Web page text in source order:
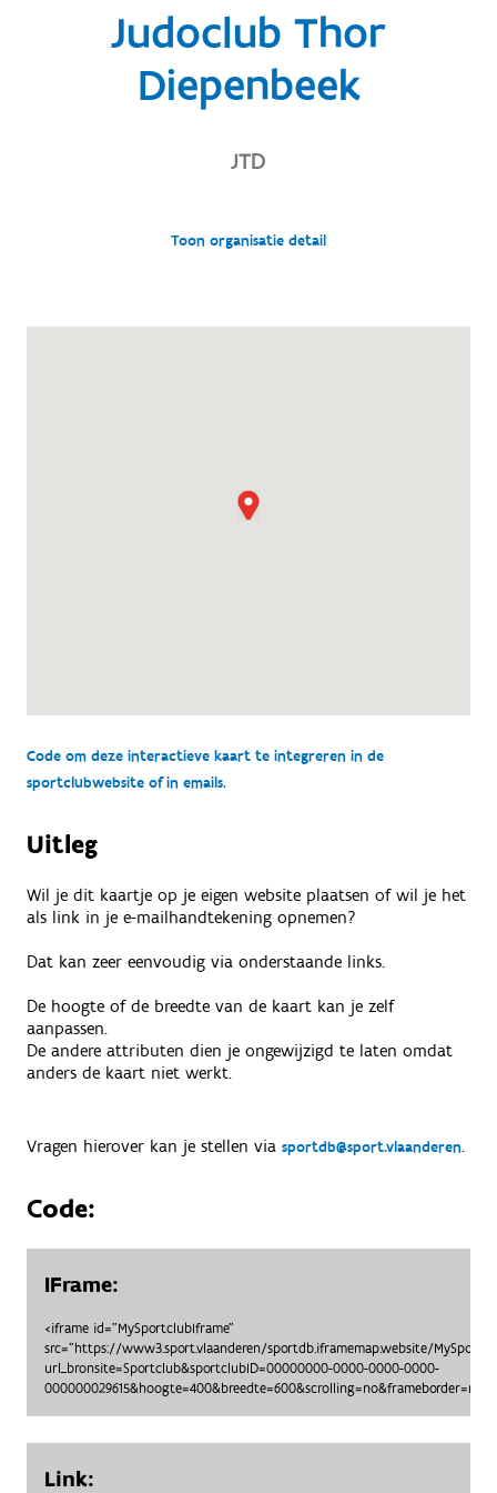
Judoclub Thor
Diepenbeek
JTD
Toon organisatie detail
Code om deze interactieve kaart te integreren in de
sportclubwebsite of in emails.
Uitleg
Wil je dit kaartje op je eigen website plaatsen of wil je het
als link in je e-mailhandtekening opnemen?
Dat kan zeer eenvoudig via onderstaande links.
De hoogte of de breedte van de kaart kan je zelf
aanpassen.
De andere attributen dien je ongewijzigd te laten omdat
anders de kaart niet werkt.
Vragen hierover kan je stellen via sportdb@sport.vlaanderen.
Code:
IFrame:
<iframe id="MySportclubIframe"
src="https://www3.sport.vlaanderen/sportdb.iframemap.website/
url_bronsite=Sportclub&sportclubID=00000000-0000-0000-0000-
Link: